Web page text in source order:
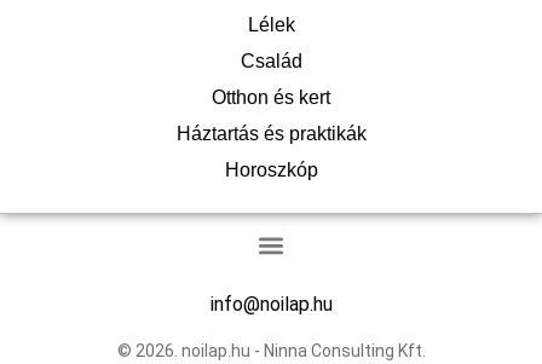
Lélek
Család
Otthon és kert
Háztartás és praktikák
Horoszkóp
info@noilap.hu
© 2026. noilap.hu - Ninna Consulting Kft.